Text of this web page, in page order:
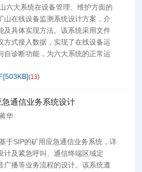
六大系统在设备管理、维护方面的
山在线设备监测系统设计方案，介
及具体实现方法。该系统采用文件
方式接入数据，实现了在线设备运
自诊断功能，为六大系统的正常运
503KB](13)
通信业务系统设计
华
于SIP的矿用应急通信业务系统，详
计及紧急呼叫、通信终端区域定
广播等业务流程的设计。该系统遵